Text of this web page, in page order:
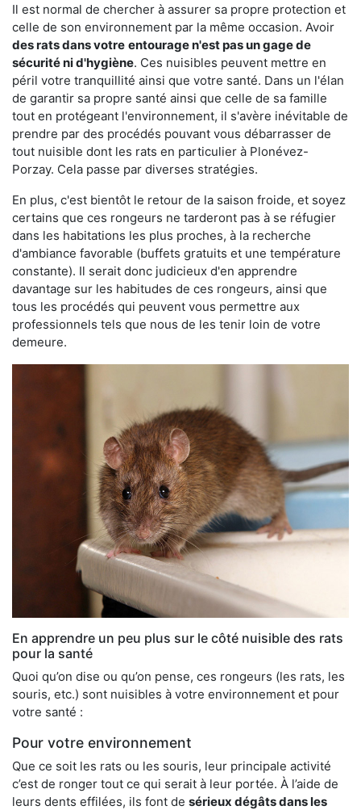
Il est normal de chercher à assurer sa propre protection et
celle de son environnement par la même occasion. Avoir
des rats dans votre entourage n'est pas un gage de
sécurité ni d'hygiène. Ces nuisibles peuvent mettre en
péril votre tranquillité ainsi que votre santé. Dans un l'élan
de garantir sa propre santé ainsi que celle de sa famille
tout en protégeant l'environnement, il s'avère inévitable de
prendre par des procédés pouvant vous débarrasser de
tout nuisible dont les rats en particulier à Plonévez-
Porzay. Cela passe par diverses stratégies.
En plus, c'est bientôt le retour de la saison froide, et soyez
certains que ces rongeurs ne tarderont pas à se réfugier
dans les habitations les plus proches, à la recherche
d'ambiance favorable (buffets gratuits et une température
constante). Il serait donc judicieux d'en apprendre
davantage sur les habitudes de ces rongeurs, ainsi que
tous les procédés qui peuvent vous permettre aux
professionnels tels que nous de les tenir loin de votre
demeure.
En apprendre un peu plus sur le côté nuisible des rats
pour la santé
Quoi qu’on dise ou qu’on pense, ces rongeurs (les rats, les
souris, etc.) sont nuisibles à votre environnement et pour
votre santé :
Pour votre environnement
Que ce soit les rats ou les souris, leur principale activité
c’est de ronger tout ce qui serait à leur portée. À l’aide de
leurs dents effilées, ils font de sérieux dégâts dans les